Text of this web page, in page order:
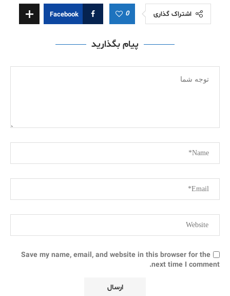
اشتراک گذاری 0
Facebook
پیام بگذارید
Save my name, email, and website in this browser for the
next time I comment.